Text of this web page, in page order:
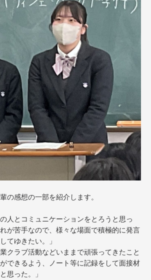
の感想の一部を紹介します。
人とコミュニケーションをとろうと思っ
が苦手なので、様々な場面で積極的に発言
てゆきたい。」
クラブ活動などいままで頑張ってきたこと
できるよう、ノート等に記録をして面接材
思った。」